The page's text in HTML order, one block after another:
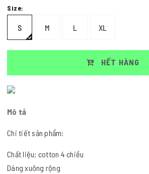
Size:
S M L XL
HẾT HÀNG
Mô tả
Chi tiết sản phẩm:
Chất liệu: cotton 4 chiều
Dáng xuông rộng